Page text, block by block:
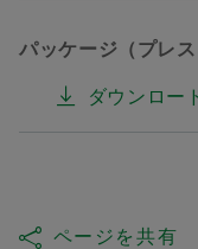
パッケージ（プレ
ダウンロー
ページを共有